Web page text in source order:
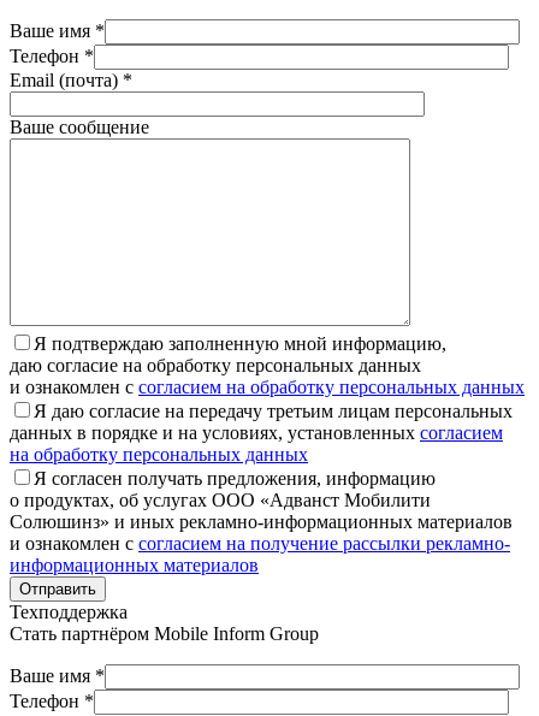
Ваше имя *
Телефон *
Email (почта) *
Ваше сообщение
Я подтверждаю заполненную мной информацию,
даю согласие на обработку персональных данных
и ознакомлен с согласием на обработку персональных данных
Я даю согласие на передачу третьим лицам персональных
данных в порядке и на условиях, установленных согласием
на обработку персональных данных
Я согласен получать предложения, информацию
о продуктах, об услугах ООО «Адванст Мобилити
Солюшинз» и иных рекламно-информационных материалов
и ознакомлен с согласием на получение рассылки рекламно-
информационных материалов
Отправить
Техподдержка
Стать партнёром Mobile Inform Group
Ваше имя *
Телефон *